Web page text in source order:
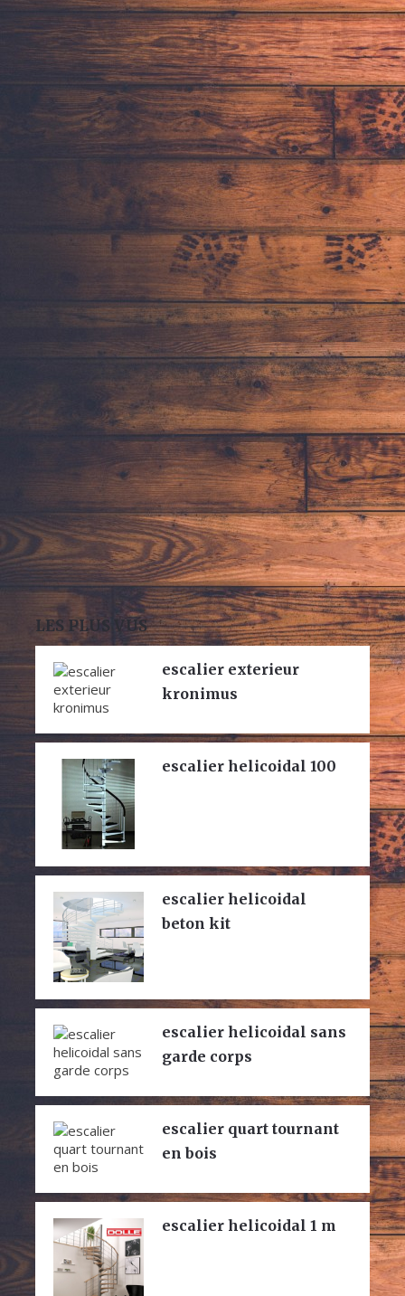
LES PLUS VUS
escalier exterieur
kronimus
escalier helicoidal 100
escalier helicoidal
beton kit
escalier helicoidal sans
garde corps
escalier quart tournant
en bois
escalier helicoidal 1 m